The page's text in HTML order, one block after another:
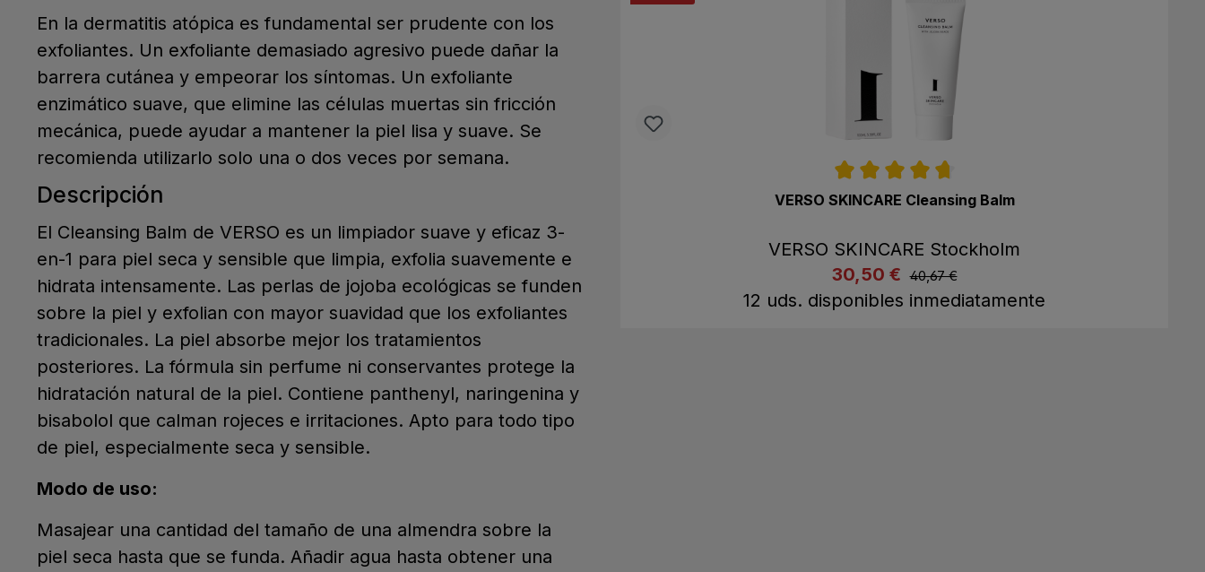
En la dermatitis atópica es fundamental ser prudente con los
exfoliantes. Un exfoliante demasiado agresivo puede dañar la
barrera cutánea y empeorar los síntomas. Un exfoliante
enzimático suave, que elimine las células muertas sin fricción
mecánica, puede ayudar a mantener la piel lisa y suave. Se
recomienda utilizarlo solo una o dos veces por semana.
Descripción
El Cleansing Balm de VERSO es un limpiador suave y eficaz 3-
en-1 para piel seca y sensible que limpia, exfolia suavemente e
hidrata intensamente. Las perlas de jojoba ecológicas se funden
sobre la piel y exfolian con mayor suavidad que los exfoliantes
tradicionales. La piel absorbe mejor los tratamientos
posteriores. La fórmula sin perfume ni conservantes protege la
hidratación natural de la piel. Contiene panthenyl, naringenina y
bisabolol que calman rojeces e irritaciones. Apto para todo tipo
de piel, especialmente seca y sensible.
Modo de uso:
Masajear una cantidad del tamaño de una almendra sobre la
piel seca hasta que se funda. Añadir agua hasta obtener una
Calificación promedio de 4.7 de 5 estrellas
VERSO SKINCARE Cleansing Balm
VERSO SKINCARE Stockholm
listing.listPriceLabel
30,50 € listing.regularPriceLabel
40,67 €
12 uds. disponibles inmediatamente
Comprar ahora A la cesta